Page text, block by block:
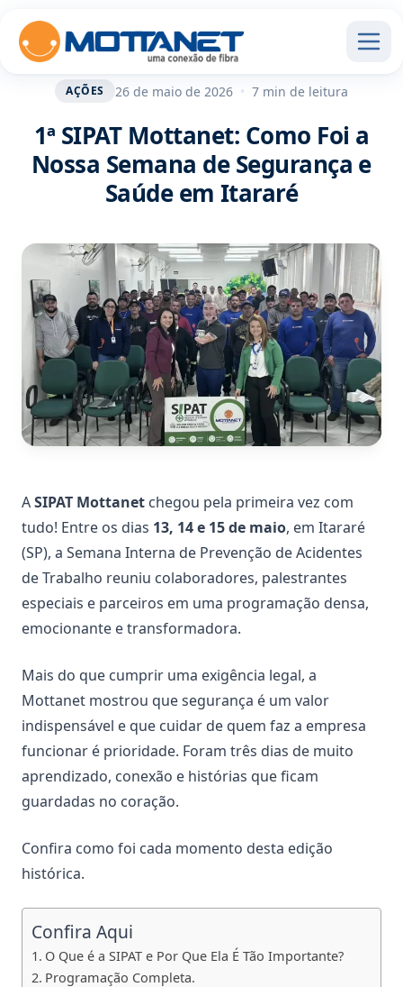
AÇÕES 26 de maio de 2026 • 7 min de leitura
1ª SIPAT Mottanet: Como Foi a
Nossa Semana de Segurança e
Saúde em Itararé
ASIPAT Mottanet chegou pela primeira vez com
tudo! Entre os dias 13, 14 e 15 de maio, em Itararé
(SP), a Semana Interna de Prevenção de Acidentes
de Trabalho reuniu colaboradores, palestrantes
especiais e parceiros em uma programação densa,
emocionante e transformadora.
Mais do que cumprir uma exigência legal, a
Mottanet mostrou que segurança é um valor
indispensável e que cuidar de quem faz a empresa
funcionar é prioridade. Foram três dias de muito
aprendizado, conexão e histórias que ficam
guardadas no coração.
Confira como foi cada momento desta edição
histórica.
Confira Aqui
O Que é a SIPAT e Por Que Ela É Tão Importante?
Programação Completa.